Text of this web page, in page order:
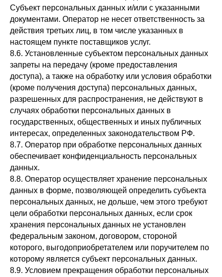
Субъект персональных данных и/или с указанными
документами. Оператор не несет ответственность за
действия третьих лиц, в том числе указанных в
настоящем пункте поставщиков услуг.
8.6. Установленные субъектом персональных данных
запреты на передачу (кроме предоставления
доступа), а также на обработку или условия обработки
(кроме получения доступа) персональных данных,
разрешенных для распространения, не действуют в
случаях обработки персональных данных в
государственных, общественных и иных публичных
интересах, определенных законодательством РФ.
8.7. Оператор при обработке персональных данных
обеспечивает конфиденциальность персональных
данных.
8.8. Оператор осуществляет хранение персональных
данных в форме, позволяющей определить субъекта
персональных данных, не дольше, чем этого требуют
цели обработки персональных данных, если срок
хранения персональных данных не установлен
федеральным законом, договором, стороной
которого, выгодоприобретателем или поручителем по
которому является субъект персональных данных.
8.9. Условием прекращения обработки персональных